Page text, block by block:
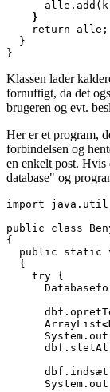
    }
return alle;
  }
}
Klassen lader
fornuftigt, da det
brugeren og evt.
Her er et program,
forbindelsen og
en enkelt post. Hvis
database" og
import
public class
{
public static
  {
    try {
      ArrayList